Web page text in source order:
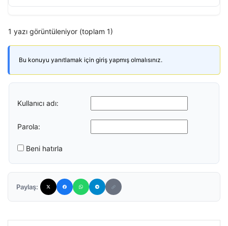
1 yazı görüntüleniyor (toplam 1)
Bu konuyu yanıtlamak için giriş yapmış olmalısınız.
Kullanıcı adı:
Parola:
Beni hatırla
Paylaş: